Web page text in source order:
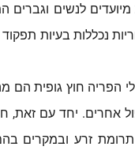
מיועדים לנשים
נכללות בעיות